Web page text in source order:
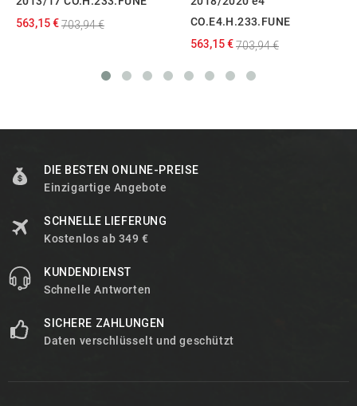
563,15 €703,94 €
CO.E4.H.233.FUNE
563,15 €703,94 €
DIE BESTEN ONLINE-PREISE
Einzigartige Angebote
SCHNELLE LIEFERUNG
Kostenlos ab 349 €
KUNDENDIENST
Schnelle Antworten
SICHERE ZAHLUNGEN
Daten verschlüsselt und geschützt